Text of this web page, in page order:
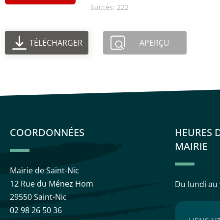
Succès: 222
TÉLÉCHARGER APERÇU
COORDONNÉES
Mairie de Saint-Nic
12 Rue du Ménez Hom
29550 Saint-Nic
02 98 26 50 36
HEURES
MAIRIE
Du lundi